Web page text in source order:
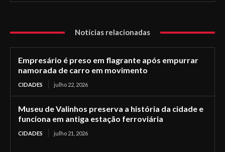
Notícias relacionadas
Empresário é preso em flagrante após empurrar
namorada de carro em movimento
CIDADES julho 22, 2026
Museu de Valinhos preserva a história da cidade e
funciona em antiga estação ferroviária
CIDADES julho 21, 2026